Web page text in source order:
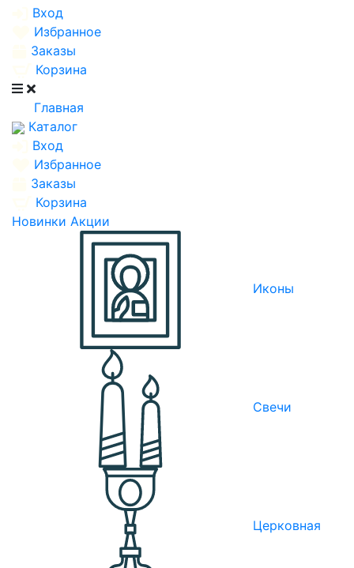
Вход
Избранное
Заказы
Корзина
Главная
Каталог
Вход
Избранное
Заказы
Корзина
Новинки Акции
Иконы
Свечи
Церковная